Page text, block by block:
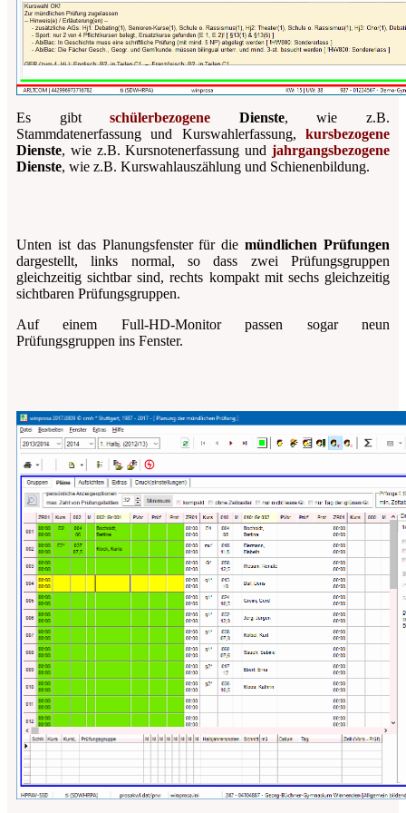
Es gibtschülerbezogene Dienste, wie z.B.
Stammdatenerfassung und Kurswahlerfassung, kursbezogene
Dienste, wie z.B. Kursnotenerfassung und jahrgangsbezogene
Dienste, wie z.B. Kurswahlauszählung und Schienenbildung.
Unten ist das Planungsfenster für diemündlichen Prüfungen
dargestellt, links normal, so dass zwei Prüfungsgruppen
gleichzeitig sichtbar sind, rechts kompakt mit sechs gleichzeitig
sichtbaren Prüfungsgruppen.
Auf einem Full-HD-Monitor passen sogar neun
Prüfungsgruppen ins Fenster.